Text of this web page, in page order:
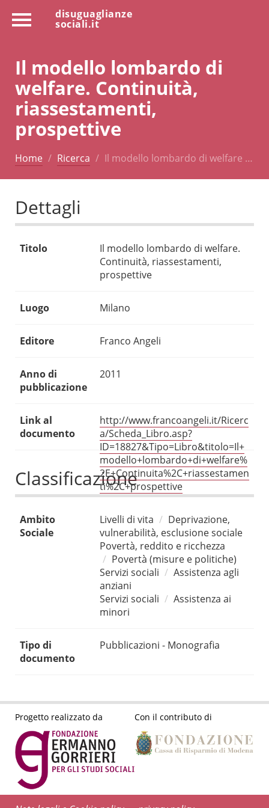
disuguaglianze
sociali.it
Il modello lombardo di
welfare. Continuità,
riassestamenti,
prospettive
Home Ricerca Il modello lombardo di welfare …
Dettagli
Titolo
Il modello lombardo di welfare.
Continuità, riassestamenti,
prospettive
Luogo Milano
Editore Franco Angeli
Anno di
pubblicazione
2011
Link al
documento
http://www.francoangeli.it/Ricerc
a/Scheda_Libro.asp?
ID=18827&Tipo=Libro&titolo=Il+
modello+lombardo+di+welfare%
2E+Continuita%2C+riassestamen
ti%2C+prospettive
Classificazione
Ambito
Sociale
Livelli di vita
Deprivazione,
vulnerabilità, esclusione sociale
Povertà, reddito e ricchezza
Povertà (misure e politiche)
Servizi sociali
Assistenza agli
anziani
Servizi sociali
Assistenza ai
minori
Tipo di
documento
Pubblicazioni - Monografia
Progetto realizzato da Con il contributo di